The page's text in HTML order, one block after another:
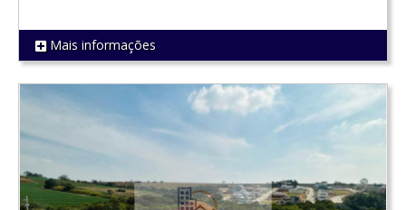
REF 1057
Mais informações